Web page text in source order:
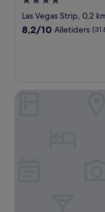
stjernet
overnatningssted
Las Vegas Strip, 0,2
8.2
anmeldelser)
8,2/10 Alletiders
The LINQ Hotel &